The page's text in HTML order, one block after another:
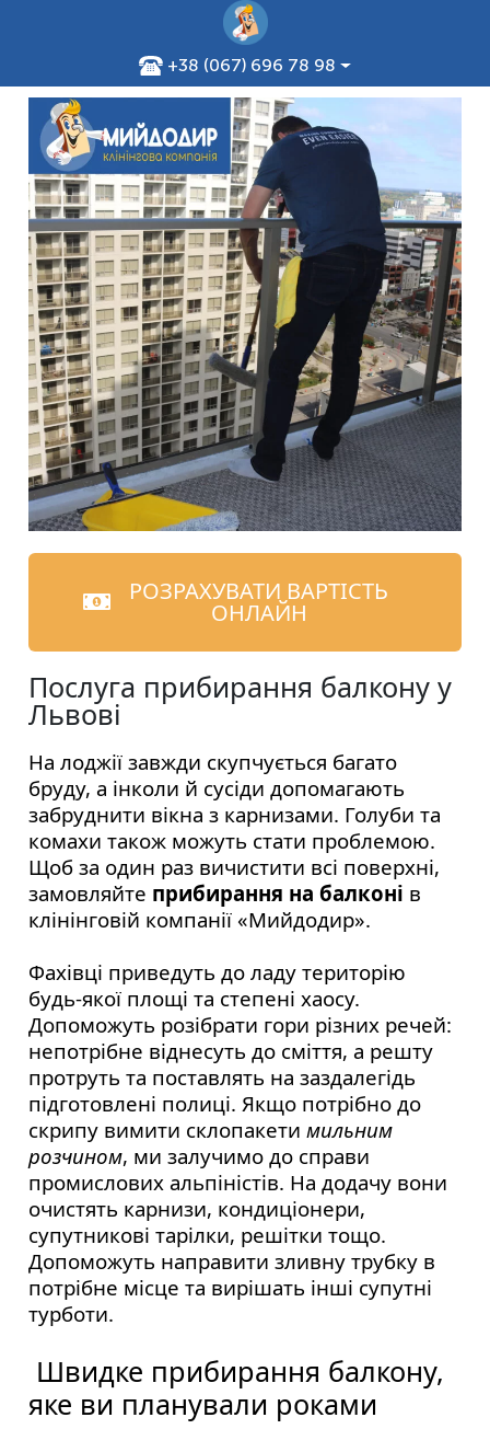
+38 (067) 696 78 98
РОЗРАХУВАТИ ВАРТІСТЬ
ОНЛАЙН
Послуга прибирання балкону у
Львові
На лоджії завжди скупчується багато
бруду, а інколи й сусіди допомагають
забруднити вікна з карнизами. Голуби та
комахи також можуть стати проблемою.
Щоб за один раз вичистити всі поверхні,
замовляйте прибирання на балконі в
клінінговій компанії «Мийдодир».
Фахівці приведуть до ладу територію
будь-якої площі та степені хаосу.
Допоможуть розібрати гори різних речей:
непотрібне віднесуть до сміття, а решту
протруть та поставлять на заздалегідь
підготовлені полиці. Якщо потрібно до
скрипу вимити склопакети мильним
розчином, ми залучимо до справи
промислових альпіністів. На додачу вони
очистять карнизи, кондиціонери,
супутникові тарілки, решітки тощо.
Допоможуть направити зливну трубку в
потрібне місце та вирішать інші супутні
турботи.
Швидке прибирання балкону,
яке ви планували роками